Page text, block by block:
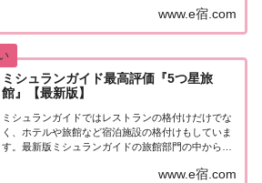
をまとめてみました♪ いずれのホテルも人気ランキ
ングなどで常に上位を賑わす有名ホテル。各ホテル
の...
www.e宿.com
ミシュランガイド最高評価『5つ星旅
館』【最新版】
ミシュランガイドではレストランの格付けだけでな
く、ホテルや旅館など宿泊施設の格付けもしていま
す。最新版ミシュランガイドの旅館部門の中から最
とめてみました♪ いずれも人気ランキングなどで常
www.e宿.com